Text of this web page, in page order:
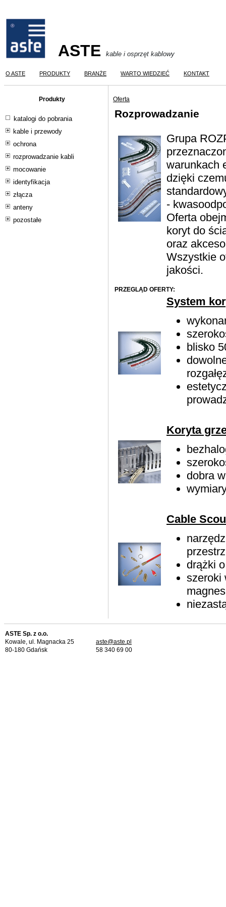
ASTE kable i osprzęt kablowy
O ASTE PRODUKTY BRANŻE WARTO WIEDZIEĆ KONTAKT
Produkty
katalogi do pobrania
kable i przewody
ochrona
rozprowadzanie kabli
mocowanie
identyfikacja
złącza
anteny
pozostałe
Oferta
Rozprowadzanie
Grupa
warunkach
dzięki
-
Oferta
koryt do
oraz
Wszystkie
jakości.
PRZEGLĄD OFERTY:
System
blisko
Koryta
dobra
Cable
drążki
szeroki
ASTE Sp. z o.o.
Kowale, ul. Magnacka 25
aste@aste.pl
80-180 Gdańsk
58 340 69 00